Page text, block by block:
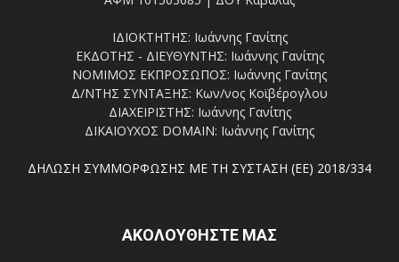
ΙΔΙΟΚΤΗΤΗΣ: Ιωάννης Γανίτης
ΕΚΔΟΤΗΣ - ΔΙΕΥΘΥΝΤΗΣ: Ιωάννης Γανίτης
ΝΟΜΙΜΟΣ ΕΚΠΡΟΣΩΠΟΣ: Ιωάννης Γανίτης
Δ/ΝΤΗΣ ΣΥΝΤΑΞΗΣ: Κων/νος Κοϊβέρογλου
ΔΙΑΧΕΙΡΙΣΤΗΣ: Ιωάννης Γανίτης
ΔΙΚΑΙΟΥΧΟΣ DOMAIN: Ιωάννης Γανίτης
ΔΗΛΩΣΗ ΣΥΜΜΟΡΦΩΣΗΣ ΜΕ ΤΗ ΣΥΣΤΑΣΗ (ΕΕ) 2018/334
ΑΚΟΛΟΥΘΗΣΤΕ ΜΑΣ